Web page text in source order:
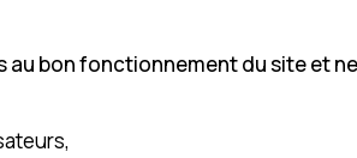
au bon fonctionnement du site et